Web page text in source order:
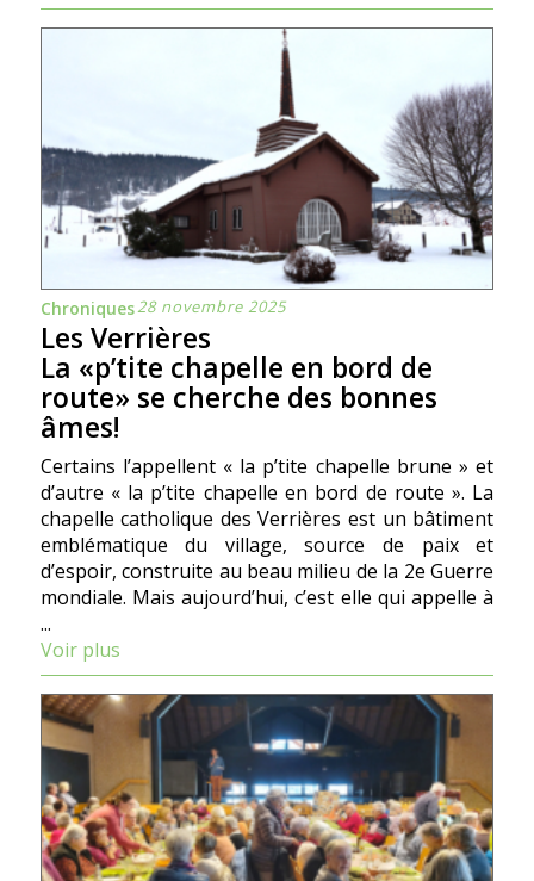
Chroniques28 novembre 2025
Les Verrières
La «p’tite chapelle en bord de
route» se cherche des bonnes
âmes!
Certains l’appellent « la p’tite chapelle brune » et
d’autre « la p’tite chapelle en bord de route ». La
chapelle catholique des Verrières est un bâtiment
emblématique du village, source de paix et
d’espoir, construite au beau milieu de la 2e Guerre
mondiale. Mais aujourd’hui, c’est elle qui appelle à
...
Voir plus